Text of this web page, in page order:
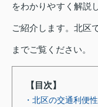
をわかりやすく解説
ご紹介します。北区
までご覧ください。
【目次】
・北区の交通利便